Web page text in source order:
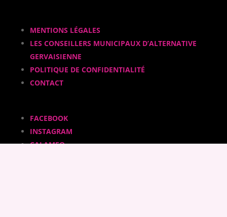
MENTIONS LÉGALES
LES CONSEILLERS MUNICIPAUX D’ALTERNATIVE
GERVAISIENNE
POLITIQUE DE CONFIDENTIALITÉ
CONTACT
FACEBOOK
INSTAGRAM
CALAMEO